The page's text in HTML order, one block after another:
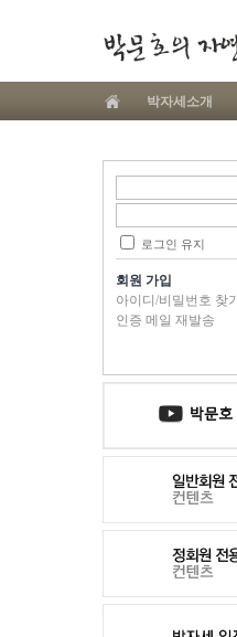
박자세소개
로그인 유지
회원 가입
아이디/비밀번호 찾기
인증 메일 재발송